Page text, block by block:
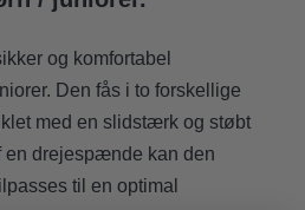
og komfortabel
Den fås i to forskellige
med en slidstærk og støbt
en drejespænde kan den
til en optimal